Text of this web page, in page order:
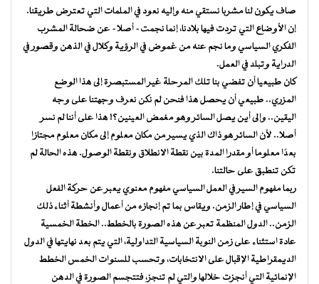
صاف يكون لنا مشربا نستقي منه وإليه نعود في الملمات التي تعترض طريقنا.
إن الأوضاع التي تردت فيها بلادنا، إنما نجمت- أصلا- عن ضحالة المشرب
الفكري السياسي وما نجم عنه من غموض في الرؤية وكلال في الذهن وقصور في
الدراية وتبلد في العمل.
كان طبيعيا أن تفضي بنا تلك المرحلة غير المستبصرة إلى هذا الوضع
المزري.. طبيعي أن يحصل هذا فنحن لم نكن نعرف وجهتنا على وجه
اليقين.. وإلى أين يصل السائر وهو مغمض العينين؟! هذا على أننا لم نسر
أصلا.. لأن السائر هو ذاك الذي يسير من مكان معلوم إلى مكان معلوم مجتازا
بعدًا معلوما أو مقدرا المدة بين نقطة الانطلاق ونقطة الوصول. هذه الحالة لم
تكن تنطبق على حالتنا.
ربما مفهوم السير في العمل السياسي مفهوم معنوي يعبر عن حركة الفعل
السياسي في إطار الزمن. ويقاس بما تم إنجازه من أعمال وأنشطة أثناء ذلك
الزمن.. الدول المنظمة تعبر عن هذه الصورة بالخطط.. الخطة الخمسية
عادة استثناء على زمن النوبة السياسية التداولية، التي يتم بعد نهايتها في الدول
الديمقراطية الإقبال على الانتخابات، وتحسب للسنوات الخمس الخطط
الإنمائية التي أنجزت خلالها والتي لم تنجز، فتتجسم الصورة في الدهن